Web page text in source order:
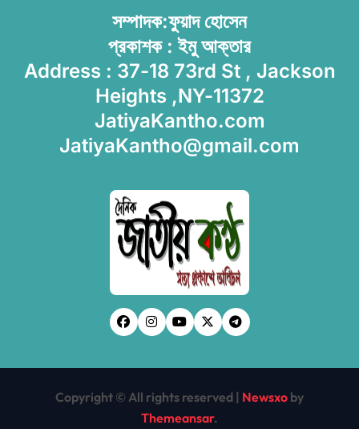
সম্পাদক:ফুয়াদ হোসেন
প্রকাশক : ইমু আক্তার
Address : 37-18 73rd St , Jackson
Heights ,NY-11372
JatiyaKantho.com
JatiyaKantho@gmail.com
Copyright © All rights reserved | Newsxo by
Themeansar.